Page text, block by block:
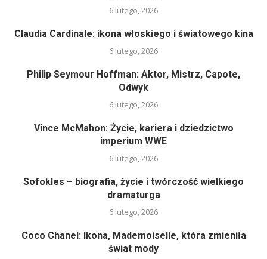
6 lutego, 2026
Claudia Cardinale: ikona włoskiego i światowego kina
6 lutego, 2026
Philip Seymour Hoffman: Aktor, Mistrz, Capote,
Odwyk
6 lutego, 2026
Vince McMahon: Życie, kariera i dziedzictwo
imperium WWE
6 lutego, 2026
Sofokles – biografia, życie i twórczość wielkiego
dramaturga
6 lutego, 2026
Coco Chanel: Ikona, Mademoiselle, która zmieniła
świat mody